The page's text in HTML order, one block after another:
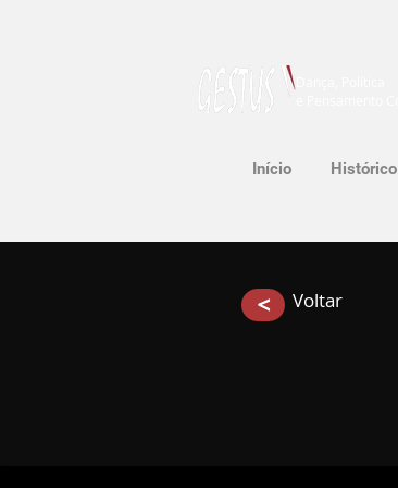
Início Histórico
> Voltar